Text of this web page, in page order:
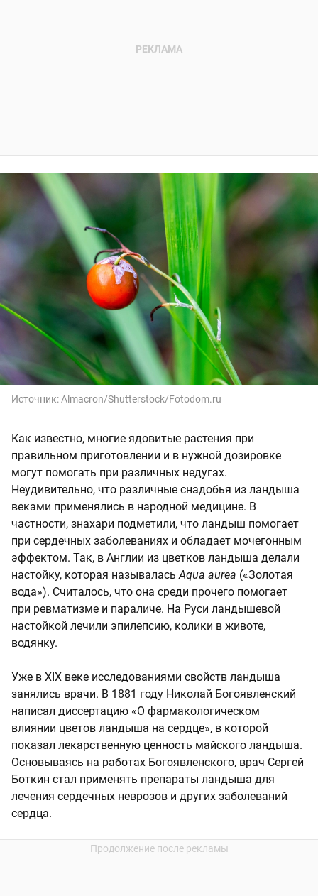
Источник:Almacron/Shutterstock/Fotodom.ru
Как известно, многие ядовитые растения при
правильном приготовлении и в нужной дозировке
могут помогать при различных недугах.
Неудивительно, что различные снадобья из ландыша
веками применялись в народной медицине. В
частности, знахари подметили, что ландыш помогает
при сердечных заболеваниях и обладает мочегонным
эффектом. Так, в Англии из цветков ландыша делали
настойку, которая называласьAqua aurea («Золотая
вода»). Считалось, что она среди прочего помогает
при ревматизме и параличе. На Руси ландышевой
настойкой лечили эпилепсию, колики в животе,
водянку.
Уже в XIX веке исследованиями свойств ландыша
занялись врачи. В 1881 году Николай Богоявленский
написал диссертацию «О фармакологическом
влиянии цветов ландыша на сердце», в которой
показал лекарственную ценность майского ландыша.
Основываясь на работах Богоявленского, врач Сергей
Боткин стал применять препараты ландыша для
лечения сердечных неврозов и других заболеваний
сердца.